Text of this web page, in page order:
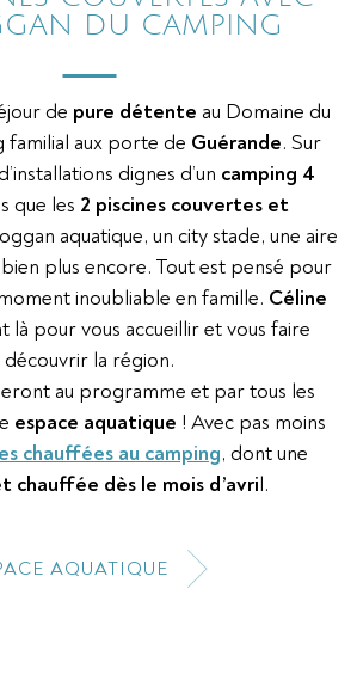
DU CAMPING
de pure détente au Domaine du
familial aux porte de Guérande. Sur
dignes d’un camping 4
que les 2 piscines couvertes et
aquatique, un city stade, une aire
plus encore. Tout est pensé pour
inoubliable en famille. Céline
là pour vous accueillir et vous faire
découvrir la région.
au programme et par tous les
espace aquatique ! Avec pas moins
chauffées au camping, dont une
chauffée dès le mois d’avril.
AQUATIQUE